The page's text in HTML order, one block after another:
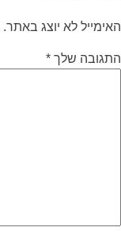
האימייל לא יוצג באתר.
התגובה שלך *